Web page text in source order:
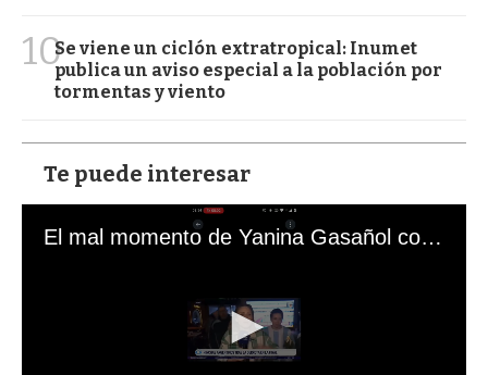
10Se viene un ciclón extratropical: Inumet
publica un aviso especial a la población por
tormentas y viento
Te puede interesar
El mal momento de Yanina Gasañol con un hincha argentino en "Subrayado"